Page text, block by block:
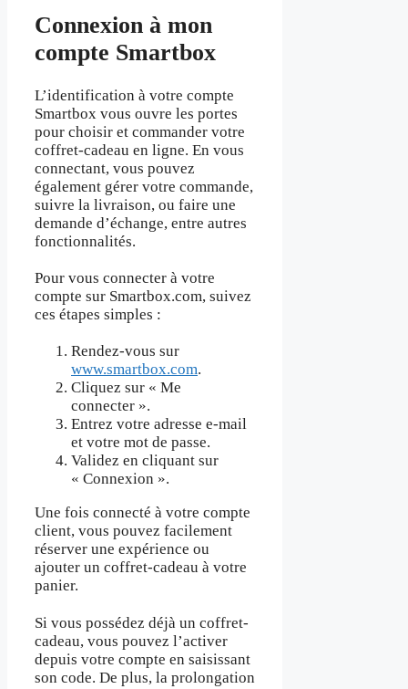
Connexion à mon
compte Smartbox
L’identification à votre compte
Smartbox vous ouvre les portes
pour choisir et commander votre
coffret-cadeau en ligne. En vous
connectant, vous pouvez
également gérer votre commande,
suivre la livraison, ou faire une
demande d’échange, entre autres
fonctionnalités.
Pour vous connecter à votre
compte sur Smartbox.com, suivez
ces étapes simples :
Rendez-vous sur
www.smartbox.com.
Cliquez sur « Me
connecter ».
Entrez votre adresse e-mail
et votre mot de passe.
Validez en cliquant sur
« Connexion ».
Une fois connecté à votre compte
client, vous pouvez facilement
réserver une expérience ou
ajouter un coffret-cadeau à votre
panier.
Si vous possédez déjà un coffret-
cadeau, vous pouvez l’activer
depuis votre compte en saisissant
son code. De plus, la prolongation